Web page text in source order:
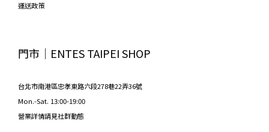
運送政策
門市│ENTES TAIPEI SHOP
台北市南港區忠孝東路六段278巷22弄36號
Mon.-Sat. 13:00-19:00
營業詳情請見社群動態